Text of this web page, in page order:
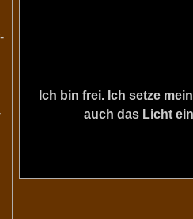
Ich bin frei. Ich setze
auch das Licht